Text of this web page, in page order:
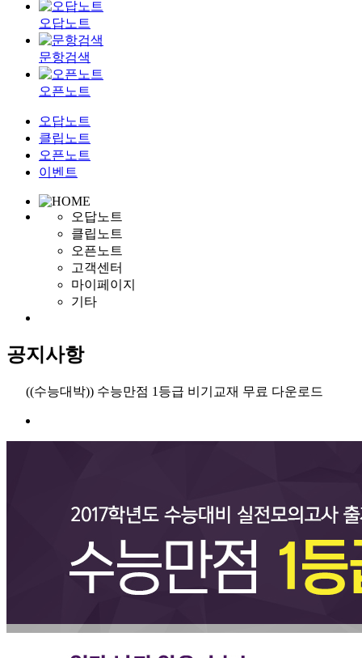
오답노트
문항검색
오픈노트
오답노트
클립노트
오픈노트
이벤트
오답노트
클립노트
오픈노트
고객센터
마이페이지
기타
공지사항
((수능대박)) 수능만점 1등급 비기교재 무료 다운로드